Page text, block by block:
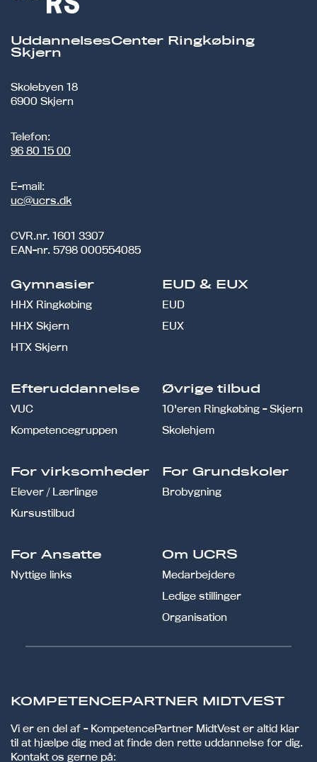
UddannelsesCenter Ringkøbing
Skjern
Skolebyen 18
6900 Skjern
Telefon:
96 80 15 00
E-mail:
uc@ucrs.dk
CVR.nr. 1601 3307
EAN-nr. 5798 000554085
Gymnasier
HHX Ringkøbing
HHX Skjern
HTX Skjern
EUD & EUX
EUD
EUX
Efteruddannelse
VUC
Kompetencegruppen
Øvrige tilbud
10'eren Ringkøbing - Skjern
Skolehjem
For virksomheder
Elever / Lærlinge
Kursustilbud
For Grundskoler
Brobygning
For Ansatte
Nyttige links
Om UCRS
Medarbejdere
Ledige stillinger
Organisation
KOMPETENCEPARTNER MIDTVEST
Vi er en del af - KompetencePartner MidtVest er altid klar
til at hjælpe dig med at finde den rette uddannelse for dig.
Kontakt os gerne på: